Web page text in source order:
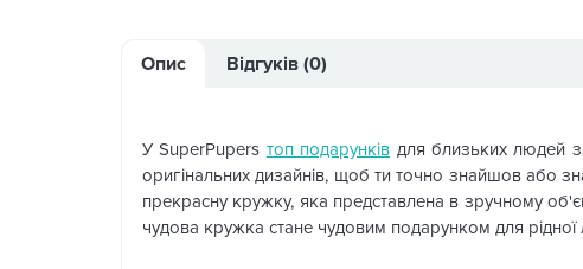
Опис Відгуків (0)
У SuperPupers топ подарунків для близьких людей
оригінальних дизайнів, щоб ти точно знайшов або
прекрасну кружку, яка представлена в зручному
чудова кружка стане чудовим подарунком для